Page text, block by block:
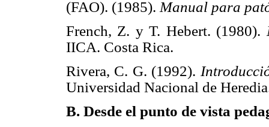
(FAO). (1985). Manual para
French, Z. y T. Hebert. (1980).
IICA. Costa Rica.
Rivera, C. G. (1992).
Universidad Nacional de
B. Desde el punto de vista